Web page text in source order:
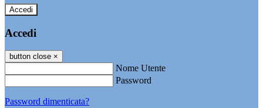
Accedi
Accedi
button close ×
Nome Utente
Password
Password dimenticata?